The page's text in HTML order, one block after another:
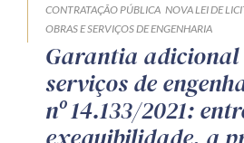
CONTRATAÇÃO PÚBLICA NOVA LEI DE
OBRAS E SERVIÇOS DE ENGENHARIA
Garantia adicional
serviços de
nº 14.133/2021: